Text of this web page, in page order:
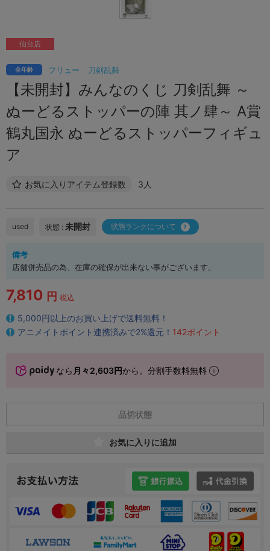
フリュー 刀剣乱舞
全年齢
【未開封】みんなのくじ 刀剣乱舞 ～
ぬーどるストッパーの陣 其ノ肆～ A賞
鶴丸国永 ぬーどるストッパーフィギュ
ア
お気に入りアイテム登録数 3人
仙台店
used 状態 : 未開封 状態ランクについて
備考
店舗併売品の為、在庫の確保が出来ない事がございます。
7,810 円 税込
5,000円以上のお買い上げで送料無料！
アニメイトポイント連携済みで2%還元！ 142ポイント
なら 月々2,603円から。分割手数料無料
品切状態
お気に入りに追加